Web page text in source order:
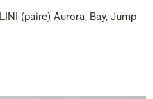
(paire) Aurora, Bay, Jump